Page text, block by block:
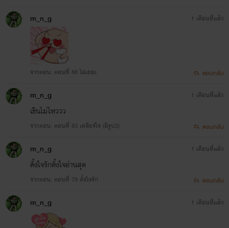
m_n_g
จากตอน: ตอนที่ 88 ไม่เยอะ
1 เดือนที่แล้ว
ตอบกลับ
m_n_g
เขินไม่ไหววว
จากตอน: ตอนที่ 83 เคลียร์ใจ (มีรูป2)
1 เดือนที่แล้ว
ตอบกลับ
m_n_g
ตั้งใจรักตั้งใจอ่านสุด
จากตอน: ตอนที่ 79 ตั้งใจรัก
1 เดือนที่แล้ว
ตอบกลับ
m_n_g 1 เดือนที่แล้ว